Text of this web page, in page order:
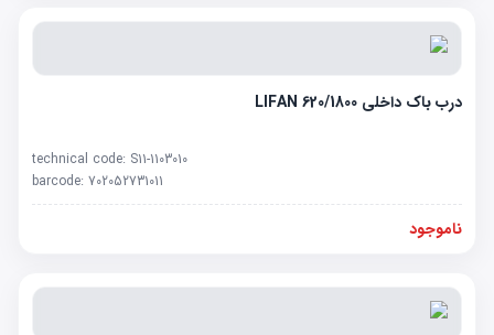
درب باک داخلی LIFAN 620/1800
technical code: S11-1103010
barcode: 702052731011
ناموجود